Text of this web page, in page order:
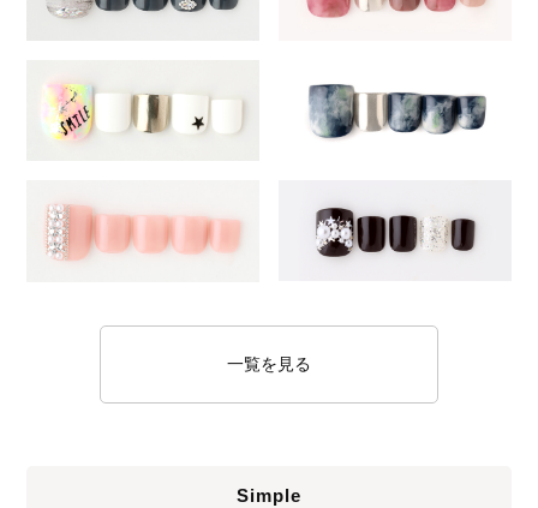
一覧を見る
Simple